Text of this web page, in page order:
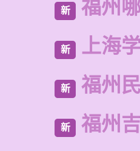
新 福州
新 上海
新 福州
新 福州